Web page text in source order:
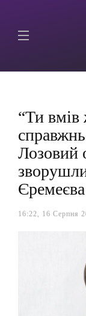
“Ти
Лозовий
Єремеєва
16:22, 16 Серпня